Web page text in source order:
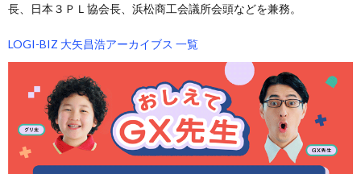
長、日本３ＰＬ協会長、浜松商工会議所会頭などを兼務。
LOGI-BIZ 大矢昌浩アーカイブス 一覧